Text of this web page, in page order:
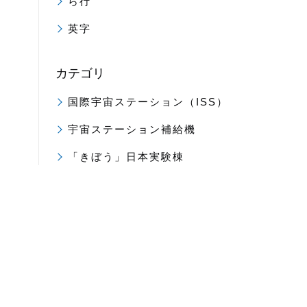
英字
カテゴリ
国際宇宙ステーション（ISS）
宇宙ステーション補給機
「きぼう」日本実験棟